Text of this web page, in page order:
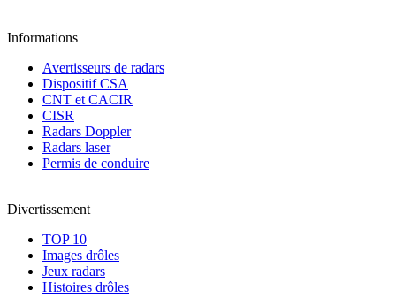
Informations
Avertisseurs de radars
Dispositif CSA
CNT et CACIR
CISR
Radars Doppler
Radars laser
Permis de conduire
Divertissement
TOP 10
Images drôles
Jeux radars
Histoires drôles